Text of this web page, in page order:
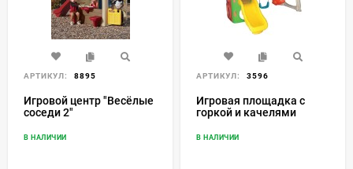
АРТИКУЛ: 8895
Игровой центр "Весёлые
соседи 2"
В НАЛИЧИИ
АРТИКУЛ: 3596
Игровая площадка с
горкой и качелями
В НАЛИЧИИ